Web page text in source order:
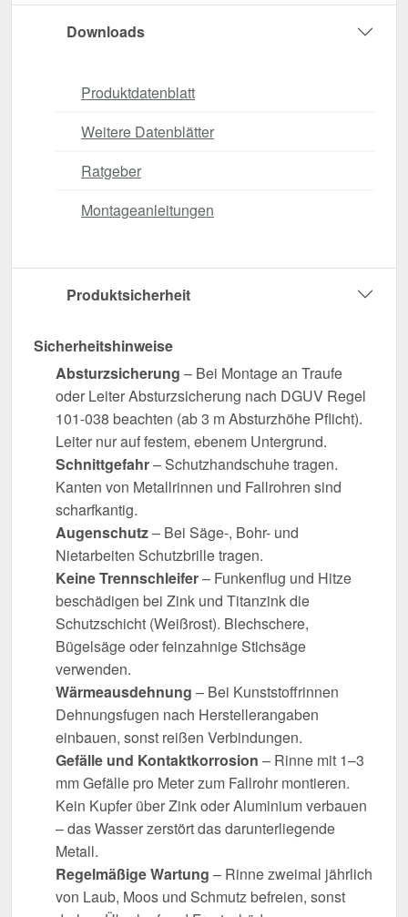
Downloads
Produktdatenblatt
Weitere Datenblätter
Ratgeber
Montageanleitungen
Produktsicherheit
Sicherheitshinweise
Absturzsicherung – Bei Montage an Traufe
oder Leiter Absturzsicherung nach DGUV Regel
101-038 beachten (ab 3 m Absturzhöhe Pflicht).
Leiter nur auf festem, ebenem Untergrund.
Schnittgefahr– Schutzhandschuhe tragen.
Kanten von Metallrinnen und Fallrohren sind
scharfkantig.
Augenschutz– Bei Säge-, Bohr- und
Nietarbeiten Schutzbrille tragen.
Keine Trennschleifer– Funkenflug und Hitze
beschädigen bei Zink und Titanzink die
Schutzschicht (Weißrost). Blechschere,
Bügelsäge oder feinzahnige Stichsäge
verwenden.
Wärmeausdehnung – Bei Kunststoffrinnen
Dehnungsfugen nach Herstellerangaben
einbauen, sonst reißen Verbindungen.
Gefälle und Kontaktkorrosion – Rinne mit 1–3
mm Gefälle pro Meter zum Fallrohr montieren.
Kein Kupfer über Zink oder Aluminium verbauen
– das Wasser zerstört das darunterliegende
Metall.
Regelmäßige Wartung – Rinne zweimal jährlich
von Laub, Moos und Schmutz befreien, sonst